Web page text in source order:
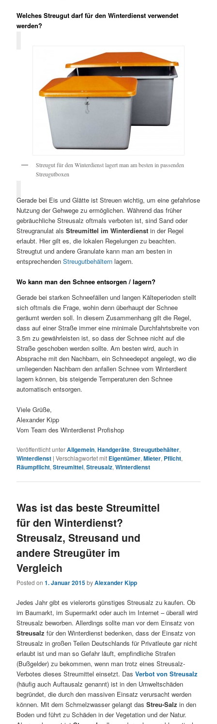
Welches Streugut darf für den Winterdienst verwendet
werden?
Streugut für den Winterdienst lagert man am besten in passenden
Streugutboxen
Gerade bei Eis und Glätte ist Streuen wichtig, um eine gefahrlose
Nutzung der Gehwege zu ermöglichen. Während das früher
gebräuchliche Streusalz oftmals verboten ist, sind Sand oder
Streugranulat alsStreumittel im Winterdienst in der Regel
erlaubt. Hier gilt es, die lokalen Regelungen zu beachten.
Streugtut und andere Granulate kann man am besten in
entsprechendenStreugutbehältern lagern.
Wo kann man den Schnee entsorgen / lagern?
Gerade bei starken Schneefällen und langen Kälteperioden stellt
sich oftmals die Frage, wohin denn überhaupt der Schnee
geräumt werden soll. In diesem Zusammenhang gilt die Regel,
dass auf einer Straße immer eine minimale Durchfahrtsbreite von
3.5m zu gewährleisten ist, so dass der Schnee nicht auf die
Straße geschoben werden sollte. Am besten wird, auch in
Absprache mit den Nachbarn, ein Schneedepot angelegt, wo die
umliegenden Nachbarn den anfallen Schnee vom Winterdient
lagern können, bis steigende Temperaturen den Schnee
automatisch entsorgen.
Viele Grüße,
Alexander Kipp
Vom Team des Winterdienst Profishop
Veröffentlicht unterAllgemein,Handgeräte,Streugutbehälter,
Winterdienst |Verschlagwortet mit Eigentümer,Mieter, Pflicht,
Räumpflicht,Streumittel,Streusalz,Winterdienst
Was ist das beste Streumittel
für den Winterdienst?
Streusalz, Streusand und
andere Streugüter im
Vergleich
Posted on1. Januar 2015byAlexander Kipp
Jedes Jahr gibt es vielerorts günstiges Streusalz zu kaufen. Ob
im Baumarkt, im Supermarkt oder auch im Internet – überall wird
Streusalz beworben. Allerdings sollte man vor dem Einsatz von
Streusalz für den Winterdienst bedenken, dass der Einsatz von
Streusalz in großen Teilen Deutschlands für Privatleute gar nicht
erlaubt ist und man so Gefahr läuft, empfindliche Strafen
(Bußgelder) zu bekommen, wenn man trotz eines Streusalz-
Verbotes dieses Streumittel einsetzt. DasVerbot von Streusalz
(häufig auch Auftausalz genannt) ist in den Umweltschäden
begründet, die durch den massiven Einsatz verursacht werden
können. Mit dem Schmelzwasser gelangt dasStreu-Salz in den
Boden und führt zu Schäden in der Vegetation und der Natur.